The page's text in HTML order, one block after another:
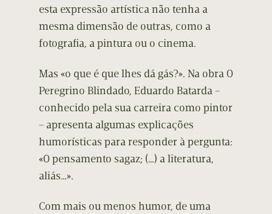
esta expressão artística não tenha a
mesma dimensão de outras, como a
fotografia, a pintura ou o cinema.
Mas «o que é que lhes dá gás?». Na obra O
Peregrino Blindado, Eduardo Batarda –
conhecido pela sua carreira como pintor
– apresenta algumas explicações
humorísticas para responder à pergunta:
«O pensamento sagaz; (…) a literatura,
aliás…».
Com mais ou menos humor, de uma